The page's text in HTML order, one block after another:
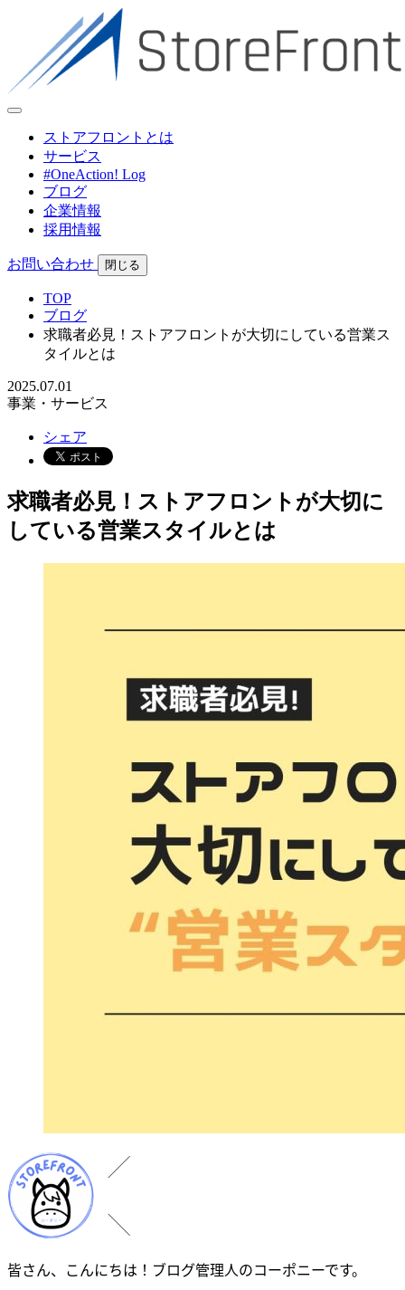
ストアフロントとは
サービス
#OneAction! Log
ブログ
企業情報
採用情報
お問い合わせ 閉じる
TOP
ブログ
求職者必見！ストアフロントが大切にしている営業ス
タイルとは
2025.07.01
事業・サービス
シェア
求職者必見！ストアフロントが大切に
している営業スタイルとは
皆さん、こんにちは！ブログ管理人のコーポニーです。